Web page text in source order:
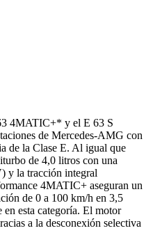
4MATIC+* y el E 63 S
de Mercedes-AMG con
de la Clase E. Al igual que
de 4,0 litros con una
y la tracción integral
4MATIC+ aseguran un
de 0 a 100 km/h en 3,5
en esta categoría. El motor
a la desconexión selectiva